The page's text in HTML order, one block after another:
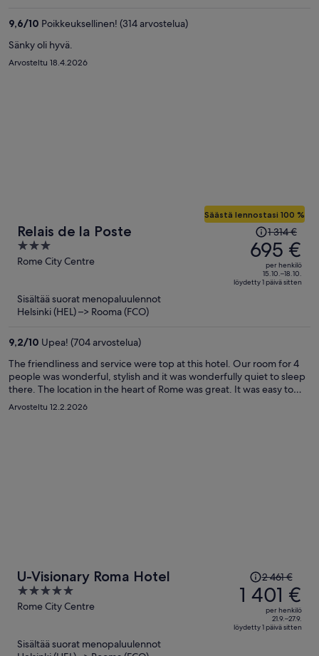
9,6/10 Poikkeuksellinen! (314 arvostelua)
Sänky oli hyvä.
Arvosteltu 18.4.2026
Relais de la Poste
3
out
5
Rome City Centre
Säästä lennostasi 100 %
Hinta
oli
1 314 €,
hinta
on
1 314 €
695 €
per henkilö
15.10.–18.10.
löydetty 1 päivä sitten
Sisältää suorat menopaluulennot
Helsinki (HEL) –> Rooma (FCO)
9,2/10 Upea! (704 arvostelua)
The friendliness and service were top at this hotel. Our room for 4
people was wonderful, stylish and it was wonderfully quiet to sleep
there. The location in the heart of Rome was great. It was easy to
walk in every direction (30 minutes to each attraction). The room
Arvosteltu 12.2.2026
U-Visionary Roma Hotel
5
out
Rome City Centre
Hinta
oli
2 461 €,
on
2 461 €
1 401 €
per henkilö
21.9.–27.9.
löydetty 1 päivä sitten
Sisältää suorat menopaluulennot